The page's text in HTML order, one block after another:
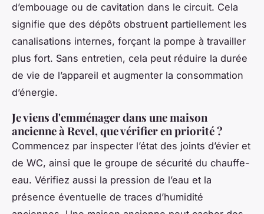
d’embouage ou de cavitation dans le circuit. Cela
signifie que des dépôts obstruent partiellement les
canalisations internes, forçant la pompe à travailler
plus fort. Sans entretien, cela peut réduire la durée
de vie de l’appareil et augmenter la consommation
d’énergie.
Je viens d'emménager dans une maison
ancienne à Revel, que vérifier en priorité ?
Commencez par inspecter l’état des joints d’évier et
de WC, ainsi que le groupe de sécurité du chauffe-
eau. Vérifiez aussi la pression de l’eau et la
présence éventuelle de traces d’humidité